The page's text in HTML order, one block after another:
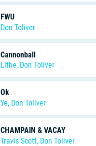
FWU
Don Toliver
Cannonball
Lithe, Don Toliver
Ok
Ye, Don Toliver
CHAMPAIN & VACAY
Travis Scott, Don Toliver